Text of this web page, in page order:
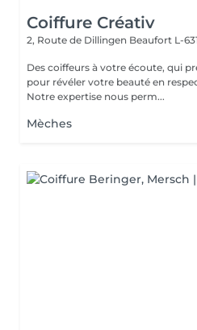
Coiffure Créativ
2, Route de Dillingen Beaufort L-
Des coiffeurs à votre écoute, qui
pour révéler votre beauté en
Notre expertise nous perm...
Mèches